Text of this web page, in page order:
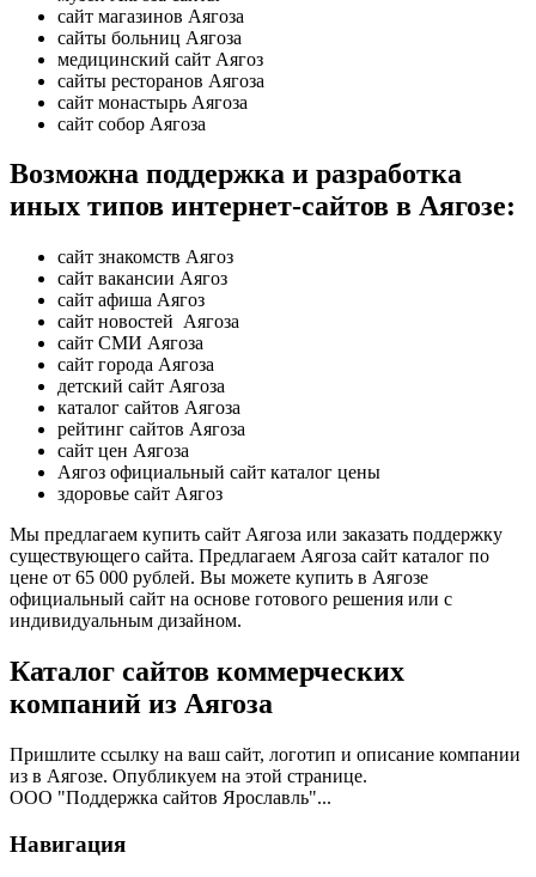
сайт магазинов Аягоза
сайты больниц Аягоза
медицинский сайт Аягоз
сайты ресторанов Аягоза
сайт монастырь Аягоза
сайт собор Аягоза
Возможна поддержка и разработка
иных типов интернет-сайтов в Аягозе:
сайт знакомств Аягоз
сайт вакансии Аягоз
сайт афиша Аягоз
сайт новостей Аягоза
сайт СМИ Аягоза
сайт города Аягоза
детский сайт Аягоза
каталог сайтов Аягоза
рейтинг сайтов Аягоза
сайт цен Аягоза
Аягоз официальный сайт каталог цены
здоровье сайт Аягоз
Мы предлагаем купить сайт Аягоза или заказать поддержку
существующего сайта. Предлагаем Аягоза сайт каталог по
цене от 65 000 рублей. Вы можете купить в Аягозе
официальный сайт на основе готового решения или с
индивидуальным дизайном.
Каталог сайтов коммерческих
компаний из Аягоза
Пришлите ссылку на ваш сайт, логотип и описание компании
из в Аягозе. Опубликуем на этой странице.
ООО "Поддержка сайтов Ярославль"...
Навигация